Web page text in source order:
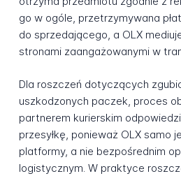
go w ogóle, przetrzymywana
do sprzedającego, a OLX
stronami zaangażowanymi w
Dla roszczeń dotyczących
uszkodzonych paczek, proces
partnerem kurierskim
przesyłkę, ponieważ OLX samo
platformy, a nie bezpośrednim
logistycznym. W praktyce